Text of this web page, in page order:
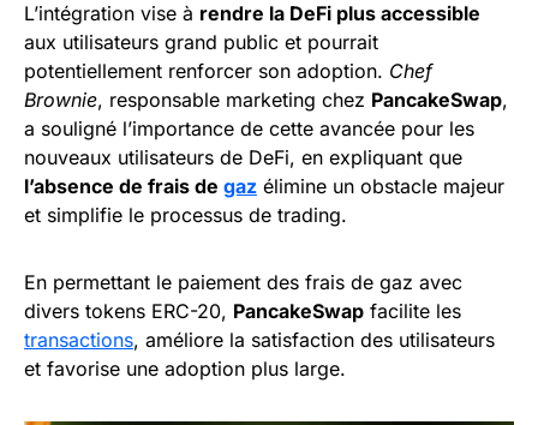
L’intégration vise à rendre la DeFi plus accessible
aux utilisateurs grand public et pourrait
potentiellement renforcer son adoption. Chef
Brownie, responsable marketing chez PancakeSwap,
a souligné l’importance de cette avancée pour les
nouveaux utilisateurs de DeFi, en expliquant que
l’absence de frais de gaz élimine un obstacle majeur
et simplifie le processus de trading.
En permettant le paiement des frais de gaz avec
divers tokens ERC-20, PancakeSwap facilite les
transactions, améliore la satisfaction des utilisateurs
et favorise une adoption plus large.